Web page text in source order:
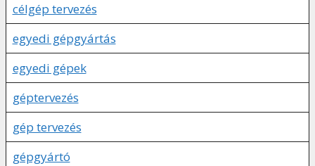
célgép tervezés
egyedi gépgyártás
egyedi gépek
géptervezés
gép tervezés
gépgyártó